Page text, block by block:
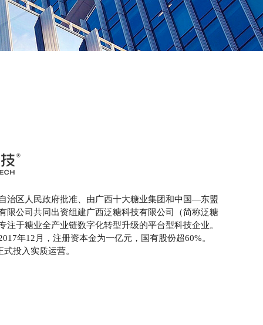
治区人民政府批准、由广西十大糖业集团和中国—东盟
限公司共同出资组建广西泛糖科技有限公司（简称泛糖
注于糖业全产业链数字化转型升级的平台型科技企业。
年12月，注册资本金为一亿元，国有股份超60%。
式投入实质运营。